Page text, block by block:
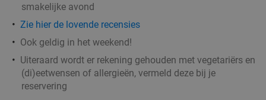
smakelijke avond
Zie hier de lovende recensies
Ook geldig in het weekend!
Uiteraard wordt er rekening gehouden met vegetariërs en
(di)eetwensen of allergieën, vermeld deze bij je
reservering